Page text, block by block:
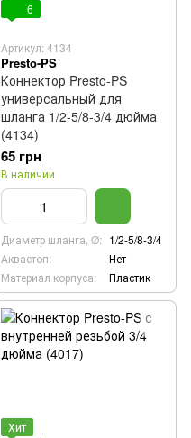
6
Артикул: 4134
Presto-PS
Коннектор Presto-PS
универсальный для
шланга 1/2-5/8-3/4 дюйма
(4134)
65 грн
В наличии
Диаметр шланга, Ø: 1/2-5/8-3/4
Аквастоп:
Нет
Материал корпуса:
Пластик
Хит